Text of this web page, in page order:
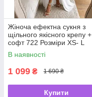
Жіноча ефектна сукня з
щільного якісного крепу +
софт 722 Розміри ХS- L
В наявності
1 099 ₴ 1 690 ₴
Купити